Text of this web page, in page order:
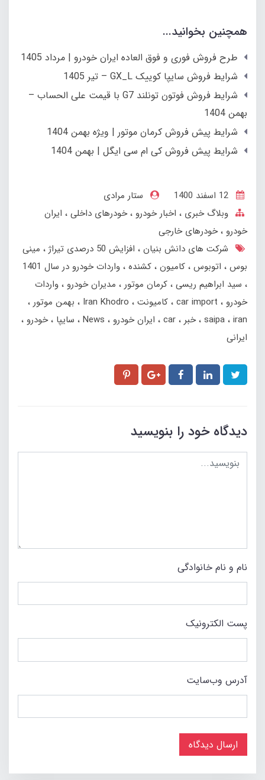
همچنین بخوانید...
طرح فروش فوری و فوق العاده ایران خودرو | مرداد 1405
شرایط فروش سایپا كوییک GX_L – تیر 1405
شرایط فروش فوتون تونلند G7 با قیمت علی الحساب –
بهمن 1404
شرایط پیش فروش کرمان موتور | ویژه بهمن 1404
شرایط پیش فروش کی ام سی ایگل | بهمن 1404
ستار مرادی
وبلاگ خبری
اخبار خودرو خودرهای داخلی
ایران
خودرو
خودرهای خارجی
شرکت های دانش بنیان
افزایش 50 درصدی تیراژ
مینی
بوس
اتوبوس کامیون کشنده واردات خودرو در سال 1401
سید ابراهیم ریسی کرمان موتور مدیران خودرو
واردات
خودرو
car import کامیونت Iran Khodro
بهمن موتور
saipa iran خبر car ایران خودرو News سایپا
خودرو
ایرانی
دیدگاه خود را بنویسید
نام و نام خانوادگی
پست الکترونیک
آدرس وب‌سایت
ارسال دیدگاه